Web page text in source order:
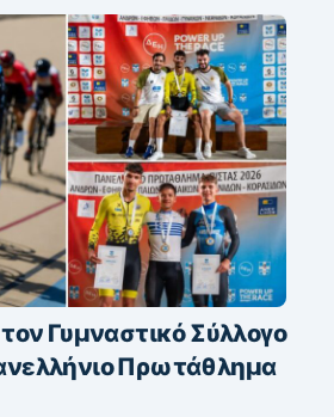
Γυμναστικό Σύλλογο
Πρωτάθλημα